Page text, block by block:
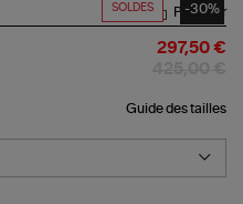
SOLDES -30%
Partager
297,50 €
Guide des tailles